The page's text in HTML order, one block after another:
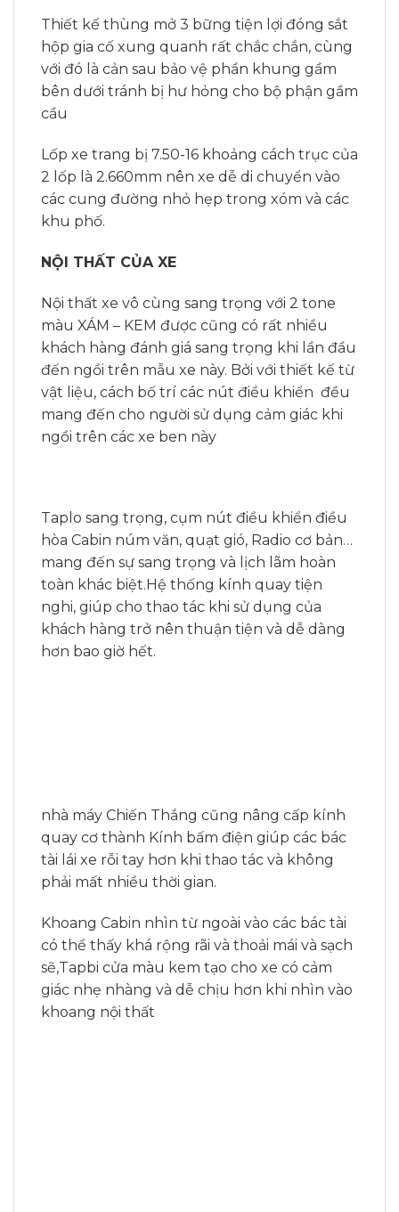
Thiết kế thùng mở 3 bững tiện lợi đóng sắt
hộp gia cố xung quanh rất chắc chắn, cùng
với đó là cản sau bảo vệ phần khung gầm
bên dưới tránh bị hư hỏng cho bộ phận gầm
cầu
Lốp xe trang bị 7.50-16 khoảng cách trục của
2 lốp là 2.660mm nên xe dễ di chuyển vào
các cung đường nhỏ hẹp trong xóm và các
khu phố.
NỘI THẤT CỦA XE
Nội thất xe vô cùng sang trọng với 2 tone
màu XÁM – KEM được cũng có rất nhiều
khách hàng đánh giá sang trọng khi lần đầu
đến ngồi trên mẫu xe này. Bởi với thiết kế từ
vật liệu, cách bố trí các nút điều khiển đều
mang đến cho người sử dụng cảm giác khi
ngồi trên các xe ben này
Taplo sang trọng, cụm nút điều khiển điều
hòa Cabin núm văn, quạt gió, Radio cơ bản…
mang đến sự sang trọng và lịch lãm hoàn
toàn khác biệt.Hệ thống kính quay tiện
nghi, giúp cho thao tác khi sử dụng của
khách hàng trở nên thuận tiện và dễ dàng
hơn bao giờ hết.
nhà máy Chiến Thắng cũng nâng cấp kính
quay cơ thành Kính bấm điện giúp các bác
tài lái xe rỗi tay hơn khi thao tác và không
phải mất nhiều thời gian.
Khoang Cabin nhìn từ ngoài vào các bác tài
có thể thấy khá rộng rãi và thoải mái và sạch
sẽ,Tapbi cửa màu kem tạo cho xe có cảm
giác nhẹ nhàng và dễ chịu hơn khi nhìn vào
khoang nội thất